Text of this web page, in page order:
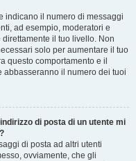
indicano il numero di messaggi
ad esempio, moderatori e
il tuo livello. Non
solo per aumentare il tuo
questo comportamento e il
abbasseranno il numero dei tuoi
di posta di un utente mi
di posta ad altri utenti
ovviamente, che gli